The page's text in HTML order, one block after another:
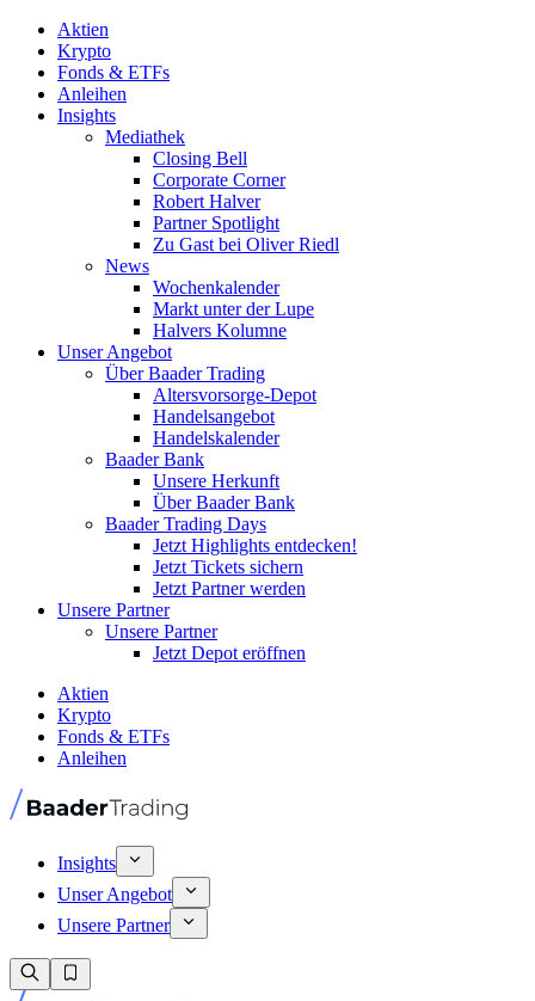
Aktien
Krypto
Fonds & ETFs
Anleihen
Insights
Mediathek
Closing Bell
Corporate Corner
Robert Halver
Partner Spotlight
Zu Gast bei Oliver Riedl
News
Wochenkalender
Markt unter der Lupe
Halvers Kolumne
Unser Angebot
Über Baader Trading
Altersvorsorge-Depot
Handelsangebot
Handelskalender
Baader Bank
Unsere Herkunft
Über Baader Bank
Baader Trading Days
Jetzt Highlights entdecken!
Jetzt Tickets sichern
Jetzt Partner werden
Unsere Partner
Unsere Partner
Jetzt Depot eröffnen
Aktien
Krypto
Fonds & ETFs
Anleihen
Insights
Unser Angebot
Unsere Partner